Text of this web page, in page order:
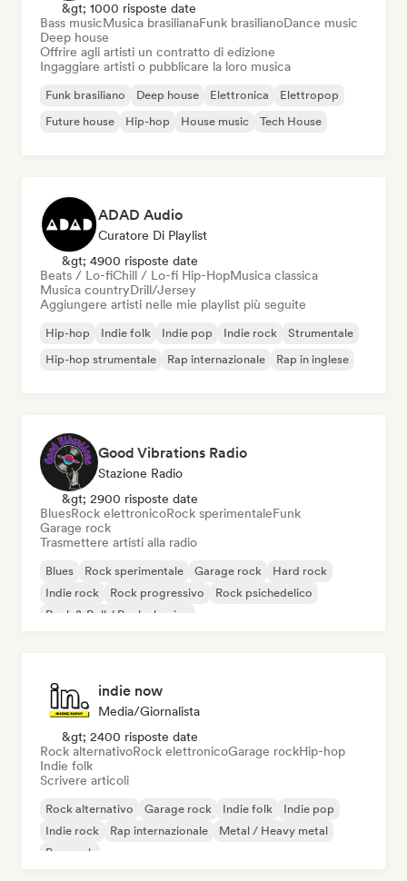
&gt; 1000 risposte date
Bass musicMusica brasilianaFunk brasilianoDance music
Deep house
Offrire agli artisti un contratto di edizione
Ingaggiare artisti o pubblicare la loro musica
Funk brasiliano Deep house Elettronica
Elettropop
Future house
Hip-hop House music Tech House
ADAD Audio
Curatore Di Playlist
&gt; 4900 risposte date
Beats / Lo-fiChill / Lo-fi Hip-HopMusica classica
Musica countryDrill/Jersey
Aggiungere artisti nelle mie playlist più seguite
Hip-hop Indie folk Indie pop Indie rock
Strumentale
Hip-hop strumentale
Rap internazionale Rap in inglese
Good Vibrations Radio
Stazione Radio
&gt; 2900 risposte date
BluesRock elettronicoRock sperimentaleFunk
Garage rock
Trasmettere artisti alla radio
Blues Rock sperimentale Garage rock
Hard rock
Indie rock
Rock progressivo
Rock psichedelico
Rock & Roll / Rock classico
indie now
Media/Giornalista
&gt; 2400 risposte date
Rock alternativoRock elettronicoGarage rockHip-hop
Indie folk
Scrivere articoli
Rock alternativo Garage rock Indie folk
Indie pop
Indie rock
Rap internazionale
Metal / Heavy metal
Pop rock